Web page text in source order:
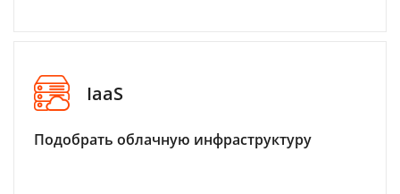
IaaS
Подобрать облачную инфраструктуру